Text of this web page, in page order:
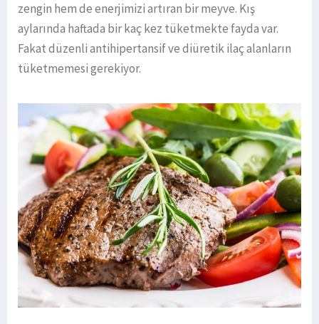
zengin hem de enerjimizi artıran bir meyve. Kış
aylarında haftada bir kaç kez tüketmekte fayda var.
Fakat düzenli antihipertansif ve diüretik ilaç alanların
tüketmemesi gerekiyor.